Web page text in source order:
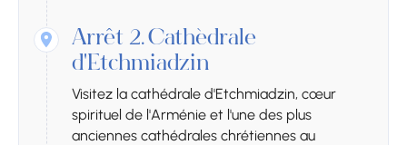
Arrêt 2.Cathédrale
d'Etchmiadzin
Visitez la cathédrale d'Etchmiadzin, cœur
spirituel de l'Arménie et l'une des plus
anciennes cathédrales chrétiennes au